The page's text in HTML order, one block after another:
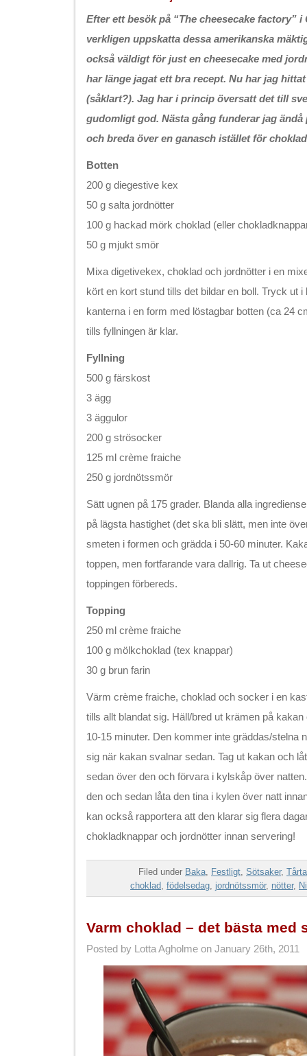
Efter ett besök på “The cheesecake factory”
verkligen uppskatta dessa amerikanska
också väldigt för just en cheesecake med
har länge jagat ett bra recept. Nu har jag
(såklart?). Jag har i princip översatt det till
gudomligt god. Nästa gång funderar jag ändå
och breda över en ganasch istället för
Botten
200 g diegestive kex
50 g salta jordnötter
100 g hackad mörk choklad (eller
50 g mjukt smör
Mixa digetivekex, choklad och jordnötter i en
kört en kort stund tills det bildar en boll. Tryck ut i
kanterna i en form med löstagbar botten (ca 24
tills fyllningen är klar.
Fyllning
500 g färskost
3 ägg
3 äggulor
200 g strösocker
125 ml crème fraiche
250 g jordnötssmör
Sätt ugnen på 175 grader. Blanda alla
på lägsta hastighet (det ska bli slätt, men inte
smeten i formen och grädda i 50-60 minuter.
toppen, men fortfarande vara dallrig. Ta ut
toppingen förbereds.
Topping
250 ml crème fraiche
100 g mölkchoklad (tex knappar)
30 g brun farin
Värm crème fraiche, choklad och socker i en
tills allt blandat sig. Häll/bred ut krämen på
10-15 minuter. Den kommer inte gräddas/stelna
sig när kakan svalnar sedan. Tag ut kakan och
sedan över den och förvara i kylskåp över
den och sedan låta den tina i kylen över natt
kan också rapportera att den klarar sig flera
chokladknappar och jordnötter innan servering!
Filed under Baka, Festligt, Sötsaker, Tårta
choklad, födelsedag, jordnötssmör, nötter,
Varm choklad – det bästa med
Posted by Lotta Agholme on January 26th, 2011